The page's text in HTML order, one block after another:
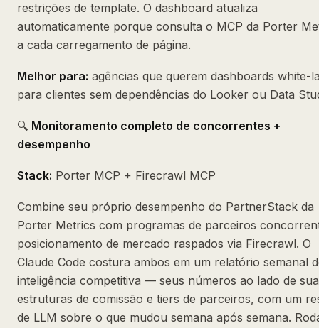
restrições de template. O dashboard atualiza
automaticamente porque consulta o MCP da Porter
a cada carregamento de página.
Melhor para: agências que querem dashboards white-
para clientes sem dependências do Looker ou Data
🔍 Monitoramento completo de concorrentes +
desempenho
Stack: Porter MCP + Firecrawl MCP
Combine seu próprio desempenho do PartnerStack da
Porter Metrics com programas de parceiros
posicionamento de mercado raspados via Firecrawl. O
Claude Code costura ambos em um relatório semanal
inteligência competitiva — seus números ao lado de
estruturas de comissão e tiers de parceiros, com um
de LLM sobre o que mudou semana após semana.